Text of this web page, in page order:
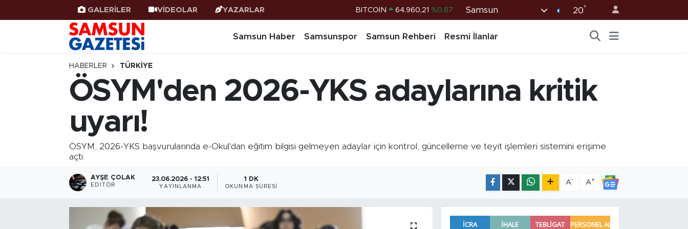
GALERİLER VİDEOLAR YAZARLAR DOLAR 47,7436 %0.18
BİST100 13.779 %-14
BITCOIN 64.960,21 %0.87
Samsun 20°
Samsun Haber Samsunspor Samsun Rehberi Resmi İlanlar
HABERLER TÜRKIYE
ÖSYM'den 2026-YKS adaylarına kritik
uyarı!
ÖSYM, 2026-YKS başvurularında e-Okul'dan eğitim bilgisi gelmeyen adaylar için kontrol, güncelleme ve teyit işlemleri sistemini erişime
açtı.
AYŞE ÇOLAK
EDITÖR
23.06.2026 - 12:51
YAYINLANMA
1 DK
OKUNMA SÜRESI
A- A+
Samsun Haber
Samsunspor
Samsun Rehberi
Resmi İlanlar
Samsun Nöbetçi Eczaneler
Samsun Hava Durumu
SAMSUN Namaz Vakitleri
Samsun Trafik Yoğunluk Haritası
Süper Lig Puan Durumu ve Fikstür